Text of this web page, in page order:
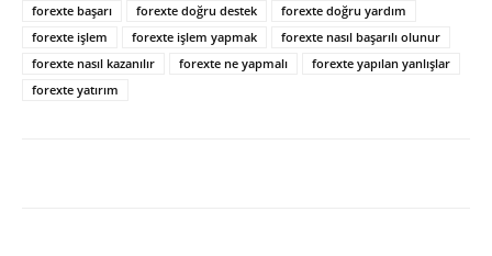
forexte başarı
forexte doğru destek
forexte doğru yardım
forexte işlem
forexte işlem yapmak
forexte nasıl başarılı olunur
forexte nasıl kazanılır
forexte ne yapmalı
forexte yapılan yanlışlar
forexte yatırım